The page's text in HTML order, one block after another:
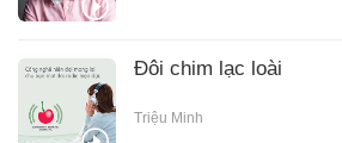
Đôi chim lạc loài
Triệu Minh